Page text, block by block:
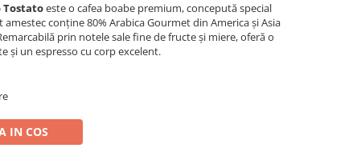
Tostatoeste o cafea boabe premium, concepută special
conține 80% Arabica Gourmet din America și Asia
prin notele sale fine de fructe și miere, oferă o
și un espresso cu corp excelent.
IN COS